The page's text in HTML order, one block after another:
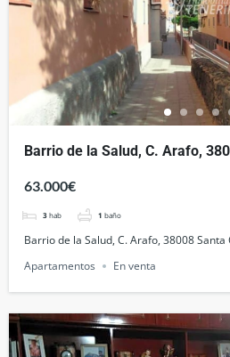
Barrio de la Salud, C. Arafo,
63.000€
3 hab 1 baño
Barrio de la Salud, C. Arafo, 38008
Apartamentos
En venta